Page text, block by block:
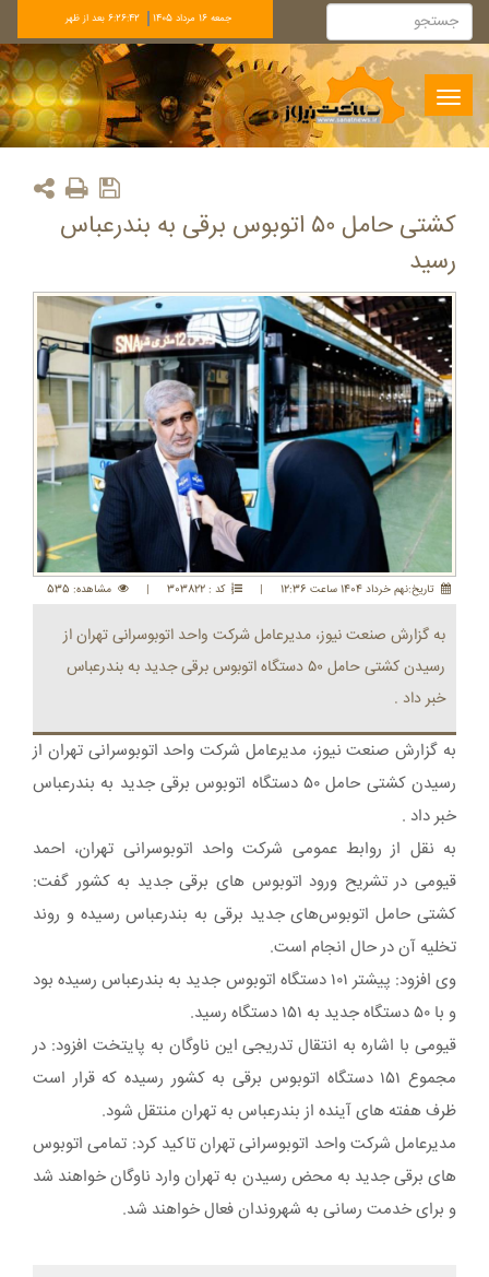
جمعه 16 مرداد 1405 6:26:42 بعد از ظهر
Toggle
navigation
کشتی حامل ۵۰ اتوبوس برقی به بندرعباس
رسید
تاريخ:نهم خرداد 1404 ساعت 12:36 | کد : 303822 | مشاهده: 535
به گزارش صنعت نیوز، مدیرعامل شرکت واحد اتوبوسرانی تهران از
رسیدن کشتی حامل ۵۰ دستگاه اتوبوس برقی جدید به بندرعباس
خبر داد .
به گزارش صنعت نیوز، مدیرعامل شرکت واحد اتوبوسرانی تهران از
رسیدن کشتی حامل ۵۰ دستگاه اتوبوس برقی جدید به بندرعباس
خبر داد .
به نقل از روابط عمومی شرکت واحد اتوبوسرانی تهران، احمد
قیومی در تشریح ورود اتوبوس های برقی جدید به کشور گفت:
کشتی حامل اتوبوس‌های جدید برقی به بندرعباس رسیده و روند
تخلیه آن در حال انجام است.
وی افزود: پیشتر ۱۰۱ دستگاه اتوبوس جدید به بندرعباس رسیده بود
و با ۵۰ دستگاه جدید به ۱۵۱ دستگاه رسید.
قیومی با اشاره به انتقال تدریجی این ناوگان به پایتخت افزود: در
مجموع ۱۵۱ دستگاه اتوبوس برقی به کشور رسیده که قرار است
ظرف هفته های آینده از بندرعباس به تهران منتقل شود.
مدیرعامل شرکت واحد اتوبوسرانی تهران تاکید کرد: تمامی اتوبوس
های برقی جدید به محض رسیدن به تهران وارد ناوگان خواهند شد
و برای خدمت رسانی به شهروندان فعال خواهند شد.